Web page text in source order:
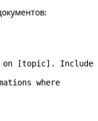
on [topic]. Include
where